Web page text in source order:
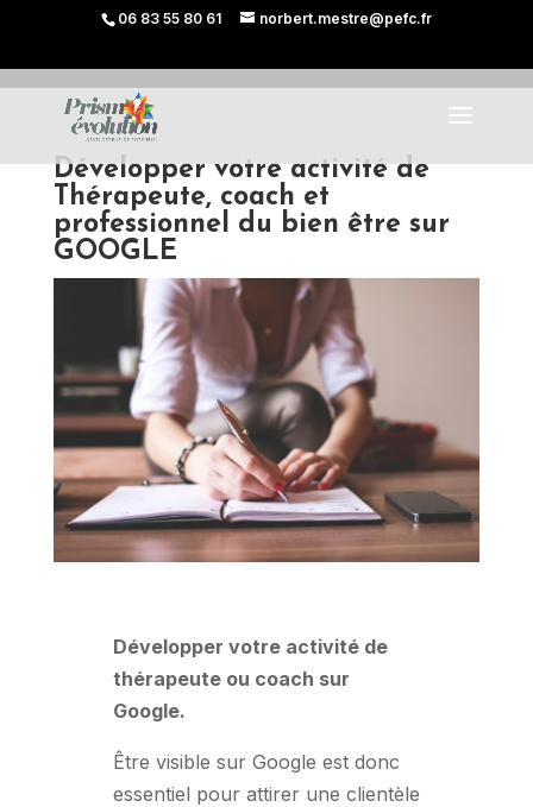
06 83 55 80 61 norbert.mestre@pefc.fr
Développer votre activité de
Thérapeute, coach et
professionnel du bien être sur
GOOGLE
Développer votre activité de
thérapeute ou coach sur
Google.
Être visible sur Google est donc
essentiel pour attirer une clientèle